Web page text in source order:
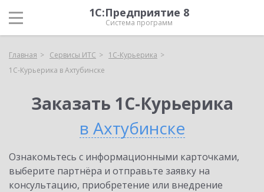
1С:Предприятие 8
Система программ
Главная Сервисы ИТС
1С-Курьерика
1С-Курьерика в Ахтубинске
Заказать 1С-Курьерика
в Ахтубинске
Ознакомьтесь с информационными карточками,
выберите партнёра и отправьте заявку на
консультацию, приобретение или внедрение